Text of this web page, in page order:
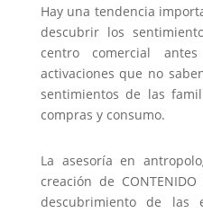
Hay una tendencia
descubrir los
centro comercial
activaciones que no
sentimientos de las
compras y consumo.
La asesoría en
creación de
descubrimiento de las